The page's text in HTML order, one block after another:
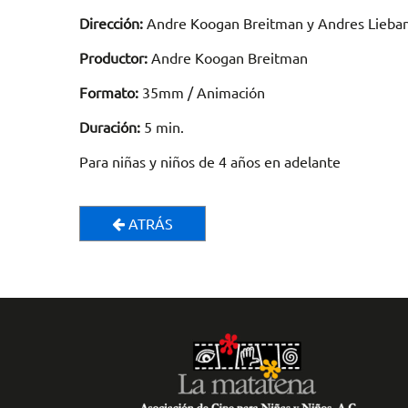
Dirección: Andre Koogan Breitman y Andres
Productor: Andre Koogan Breitman
Formato: 35mm / Animación
Duración: 5 min.
Para niñas y niños de 4 años en adelante
ATRÁS